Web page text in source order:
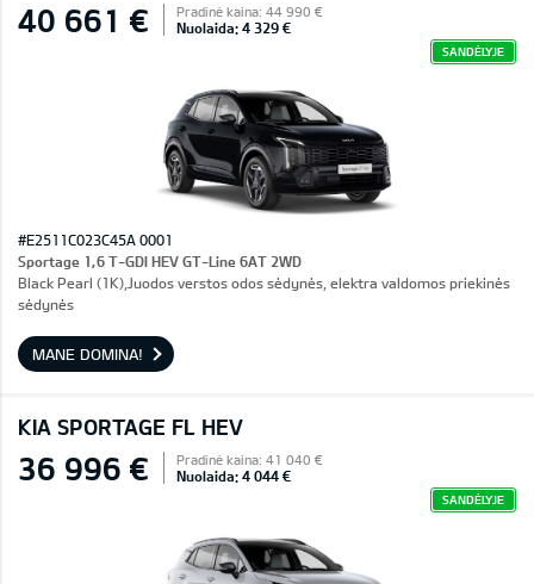
40 661 € Pradinė kaina: 44 990 €
Nuolaida: 4 329 €
SANDĖLYJE
#E2511C023C45A 0001
Sportage 1,6 T-GDI HEV GT-Line 6AT 2WD
Black Pearl (1K),Juodos verstos odos sėdynės, elektra valdomos priekinės
sėdynės
MANE DOMINA!
KIA SPORTAGE FL HEV
36 996 € Pradinė kaina: 41 040 €
Nuolaida: 4 044 €
SANDĖLYJE